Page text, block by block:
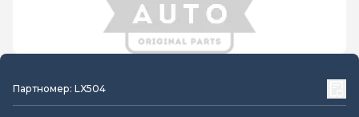
Партномер: LX504